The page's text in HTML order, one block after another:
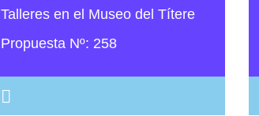
Talleres en el Museo del Títere
Propuesta Nº: 258